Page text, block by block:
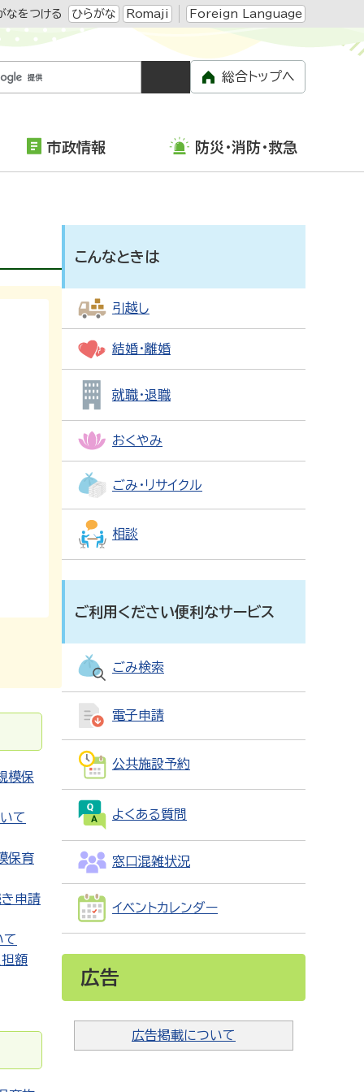
なをつける ひらがな Romaji Foreign Language
総合トップへ
市政情報 防災・消防・救急
模保
て
保育
き申請
て
額
こんなときは
引越し
結婚・離婚
就職・退職
おくやみ
ごみ・リサイクル
相談
ご利用ください便利なサービス
ごみ検索
電子申請
公共施設予約
よくある質問
窓口混雑状況
イベントカレンダー
広告
広告掲載について